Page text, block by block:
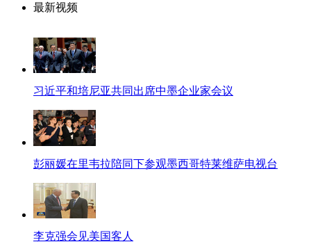
最新视频
习近平和培尼亚共同出席中墨企业家会议
彭丽媛在里韦拉陪同下参观墨西哥特莱维萨电视台
李克强会见美国客人